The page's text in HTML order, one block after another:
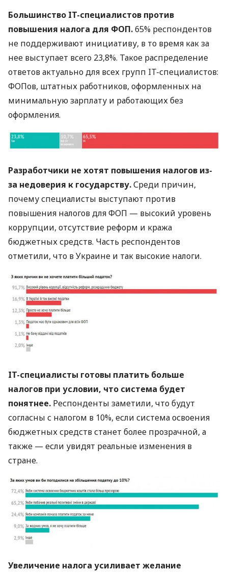
Большинство IT-специалистов против
повышения налога для ФОП.65% респондентов
не поддерживают инициативу, в то время как за
нее выступает всего 23,8%. Такое распределение
ответов актуально для всех групп IT-специалистов:
ФОПов, штатных работников, оформленных на
минимальную зарплату и работающих без
оформления.
Разработчики не хотят повышения налогов из-
за недоверия к государству.Среди причин,
почему специалисты выступают против
повышения налогов дляФОП — высокий уровень
коррупции, отсутствие реформ и кража
бюджетных средств. Часть респондентов
отметили, что в Украине и так высокие налоги.
IT-специалисты готовы платить больше
налогов при условии, что система будет
понятнее. Респонденты заметили, что будут
согласны с налогом в 10%, если система освоения
бюджетных средств станет более прозрачной, а
также — если увидят реальные изменения в
стране.
Увеличение налога усиливает желание